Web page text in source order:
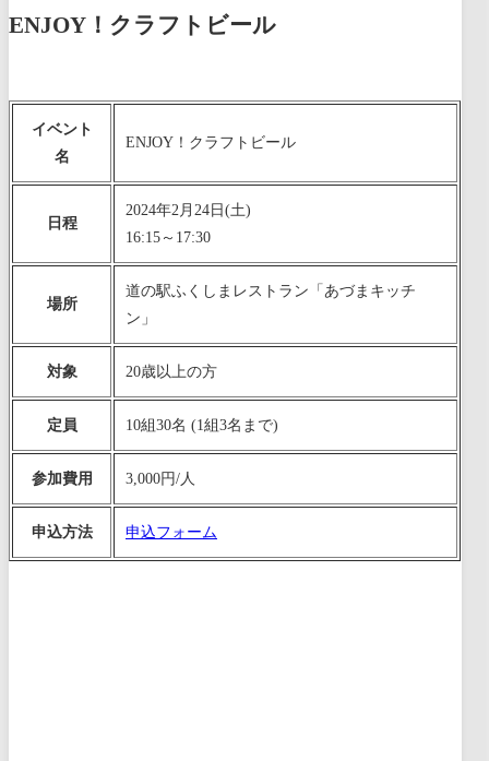
ENJOY！クラフトビール
イベント
名
ENJOY！クラフトビール
日程
2024年2月24日(土)
16:15～17:30
場所
道の駅ふくしまレストラン「あづまキッチ
ン」
対象 20歳以上の方
定員 10組30名 (1組3名まで)
参加費用 3,000円/人
申込方法 申込フォーム